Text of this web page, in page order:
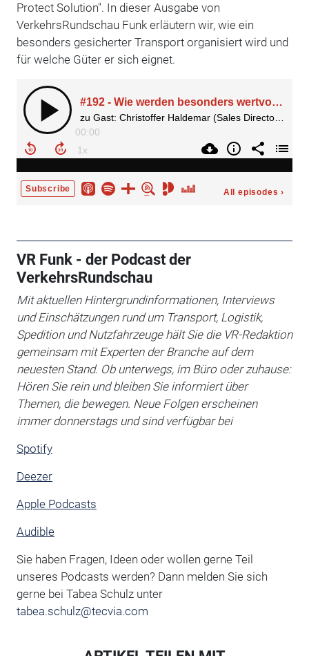
Protect Solution". In dieser Ausgabe von
VerkehrsRundschau Funk erläutern wir, wie ein
besonders gesicherter Transport organisiert wird und
für welche Güter er sich eignet.
VR Funk - der Podcast der
VerkehrsRundschau
Mit aktuellen Hintergrundinformationen, Interviews
und Einschätzungen rund um Transport, Logistik,
Spedition und Nutzfahrzeuge hält Sie die VR-Redaktion
gemeinsam mit Experten der Branche auf dem
neuesten Stand. Ob unterwegs, im Büro oder zuhause:
Hören Sie rein und bleiben Sie informiert über
Themen, die bewegen. Neue Folgen erscheinen
immer donnerstags und sind verfügbar bei
Spotify
Deezer
Apple Podcasts
Audible
Sie haben Fragen, Ideen oder wollen gerne Teil
unseres Podcasts werden? Dann melden Sie sich
gerne bei Tabea Schulz unter
tabea.schulz@tecvia.com